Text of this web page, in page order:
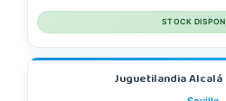
STOCK
Juguetilandia